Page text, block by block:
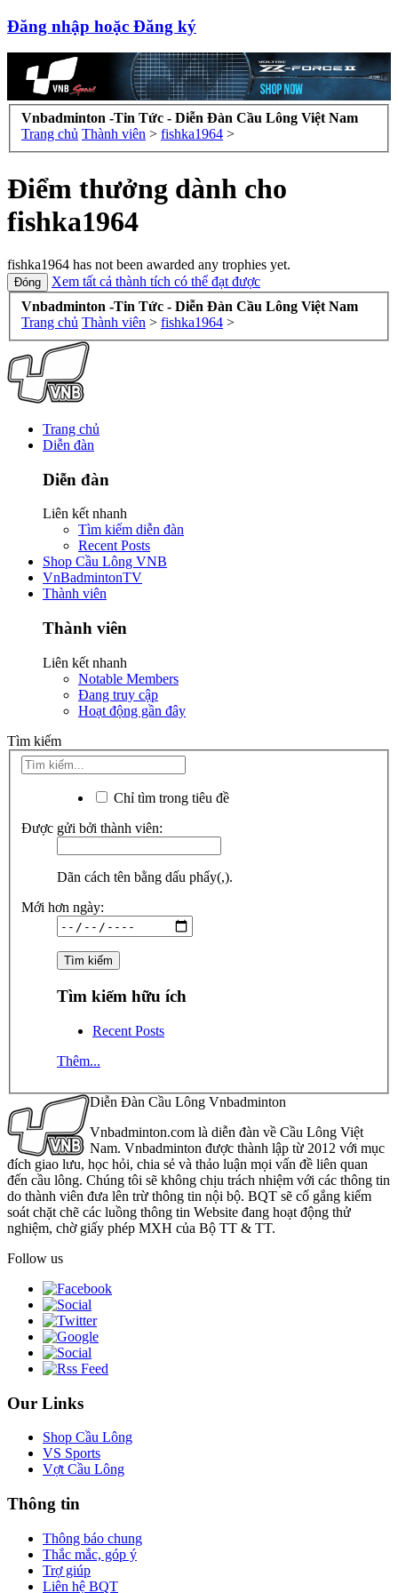
Đăng nhập hoặc Đăng ký
Vnbadminton -Tin Tức - Diễn Đàn Cầu Lông Việt Nam
Trang chủ Thành viên > fishka1964 >
Điểm thưởng dành cho
fishka1964
fishka1964 has not been awarded any trophies yet.
Xem tất cả thành tích có thể đạt được
Vnbadminton -Tin Tức - Diễn Đàn Cầu Lông Việt Nam
Trang chủ Thành viên > fishka1964 >
Trang chủ
Diễn đàn
Diễn đàn
Liên kết nhanh
Tìm kiếm diễn đàn
Recent Posts
Shop Cầu Lông VNB
VnBadmintonTV
Thành viên
Thành viên
Liên kết nhanh
Notable Members
Đang truy cập
Hoạt động gần đây
Tìm kiếm
Chỉ tìm trong tiêu đề
Được gửi bởi thành viên:
Dãn cách tên bằng dấu phẩy(,).
Mới hơn ngày:
Tìm kiếm hữu ích
Recent Posts
Thêm...
Diễn Đàn Cầu Lông Vnbadminton
Vnbadminton.com là diễn đàn về Cầu Lông Việt
Nam. Vnbadminton được thành lập từ 2012 với mục
đích giao lưu, học hỏi, chia sẻ và thảo luận mọi vấn đề liên quan
đến cầu lông. Chúng tôi sẽ không chịu trách nhiệm với các thông tin
do thành viên đưa lên trừ thông tin nội bộ. BQT sẽ cố gắng kiểm
soát chặt chẽ các luồng thông tin Website đang hoạt động thử
nghiệm, chờ giấy phép MXH của Bộ TT & TT.
Follow us
Our Links
Shop Cầu Lông
VS Sports
Vợt Cầu Lông
Thông tin
Thông báo chung
Thắc mắc, góp ý
Trợ giúp
Liên hệ BQT